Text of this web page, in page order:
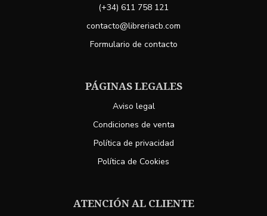
(+34) 611 758 121
contacto@libreriacb.com
Formulario de contacto
PÁGINAS LEGALES
Aviso legal
Condiciones de venta
Política de privacidad
Política de Cookies
ATENCIÓN AL CLIENTE